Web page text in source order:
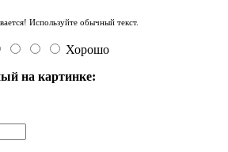
Используйте обычный текст.
Хорошо
на картинке: